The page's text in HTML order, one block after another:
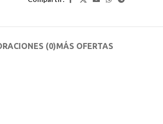
(0)MÁS OFERTAS